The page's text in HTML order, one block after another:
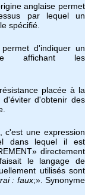
anglaise permet
par lequel un
spécifié.
d'indiquer un
affichant les
placée à la
d'obtenir des
c'est une expression
dans lequel il est
directement
le langage de
utilisés sont
: faux;». Synonyme